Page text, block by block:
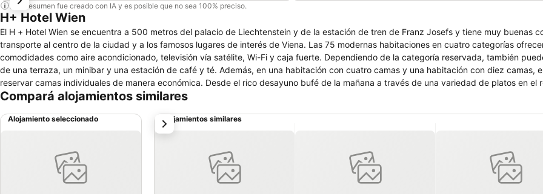
Este resumen fue creado con IA y es posible que no sea 100% preciso.
H+ Hotel Wien
El H + Hotel Wien se encuentra a 500 metros del palacio de Liechtenstein y de la estación de tren de Franz Josefs y tiene muy buenas
transporte al centro de la ciudad y a los famosos lugares de interés de Viena. Las 75 modernas habitaciones en cuatro categorías ofrecen
comodidades como aire acondicionado, televisión vía satélite, Wi-Fi y caja fuerte. Dependiendo de la categoría reservada, también
de una terraza, un minibar y una estación de café y té. Además, en una habitación con cuatro camas y una habitación con diez camas,
reservar camas individuales de manera económica. Desde el rico desayuno bufé de la mañana a través de una variedad de platos en el
hasta la copa por la noche en el bar del hotel también se cuida el bienestar físico. Si llega en coche, puede aparcarlo en el aparcamiento
cientos más. El recién inaugurado H + Hotel Wien, con su conveniente ubicación, es un punto de partida ideal para conocerlo. A solo dos
noroeste del centro de la ciudad, puede llegar a muchos lugares de interés desde aquí, incluso a pie. Visite la capital austriaca con sus magníficos
su viaje en una ubicación conveniente.
Compará alojamientos similares
Alojamiento seleccionado Alojamientos similares
siguiente